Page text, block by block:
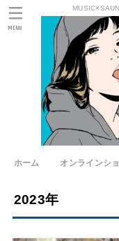
ホーム オンラインシ
MENU
2023年